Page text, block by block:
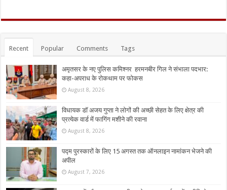
Recent Popular Comments Tags
अमृतसर के नए पुलिस कमिश्नर हरमनबीर गिल ने संभाला पदभार:
कहा-अपराध के रोकथाम पर फोकस
August 8, 2026
विधायक डॉ अजय गुप्ता ने लोगों की अच्छी सेहत के लिए क्षेत्र की
प्रत्येक वार्ड में फागिंग मशीने की रवाना
August 8, 2026
पद्म पुरस्कारों के लिए 15 अगस्त तक ऑनलाइन नामांकन भेजने की
अपील
August 7, 2026